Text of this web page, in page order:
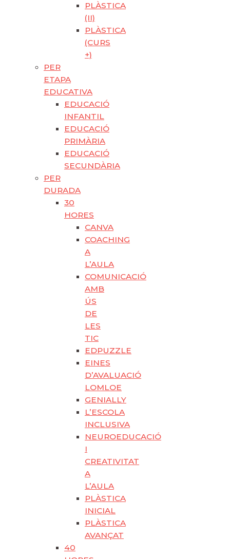
PLÀSTICA
(II)
PLÀSTICA
(CURS
+)
PER
ETAPA
EDUCATIVA
EDUCACIÓ
INFANTIL
EDUCACIÓ
PRIMÀRIA
EDUCACIÓ
SECUNDÀRIA
PER
DURADA
30
HORES
CANVA
COACHING
A
L’AULA
COMUNICACIÓ
AMB
ÚS
DE
LES
TIC
EDPUZZLE
EINES
D’AVALUACIÓ
LOMLOE
GENIALLY
L’ESCOLA
INCLUSIVA
NEUROEDUCACIÓ
I
CREATIVITAT
A
L’AULA
PLÀSTICA
INICIAL
PLÀSTICA
AVANÇAT
40